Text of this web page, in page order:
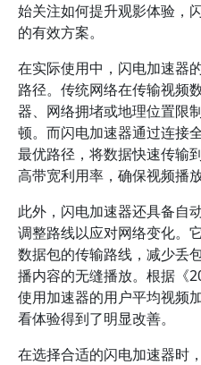
始关注如何提升观影体验，
的有效方案。
在实际使用中，闪电加速器
路径。传统网络在传输视频
器、网络拥堵或地理位置限
顿。而闪电加速器通过连接
最优路径，将数据快速传输
高带宽利用率，确保视频播
此外，闪电加速器还具备自
调整路线以应对网络变化。
数据包的传输路线，减少丢
播内容的无缝播放。根据《
使用加速器的用户平均视频
看体验得到了明显改善。
在选择合适的闪电加速器时